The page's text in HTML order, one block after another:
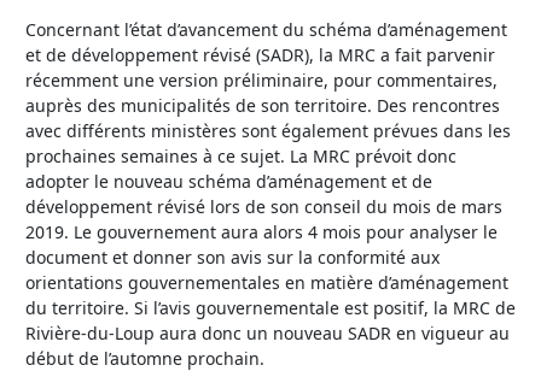
Concernant l’état d’avancement du schéma d’aménagement
et de développement révisé (SADR), la MRC a fait parvenir
récemment une version préliminaire, pour commentaires,
auprès des municipalités de son territoire. Des rencontres
avec différents ministères sont également prévues dans les
prochaines semaines à ce sujet. La MRC prévoit donc
adopter le nouveau schéma d’aménagement et de
développement révisé lors de son conseil du mois de mars
2019. Le gouvernement aura alors 4 mois pour analyser le
document et donner son avis sur la conformité aux
orientations gouvernementales en matière d’aménagement
du territoire. Si l’avis gouvernementale est positif, la MRC de
Rivière-du-Loup aura donc un nouveau SADR en vigueur au
début de l’automne prochain.